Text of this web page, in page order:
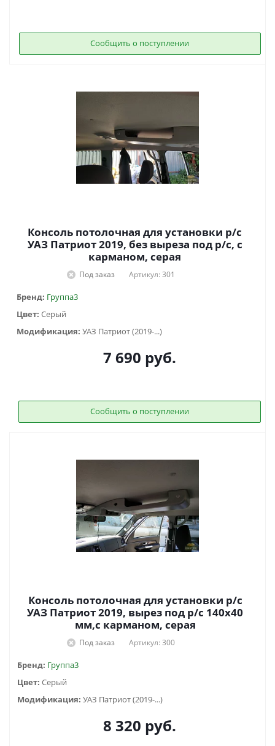
Сообщить о поступлении
Консоль потолочная для установки р/c
УАЗ Патриот 2019, без выреза под р/с, с
карманом, серая
Под заказ Артикул: 301
Бренд: Группа3
Цвет: Серый
Модификация: УАЗ Патриот (2019-...)
7 690 руб.
Сообщить о поступлении
Консоль потолочная для установки р/c
УАЗ Патриот 2019, вырез под р/c 140х40
мм,с карманом, серая
Под заказ Артикул: 300
Бренд: Группа3
Цвет: Серый
Модификация: УАЗ Патриот (2019-...)
8 320 руб.